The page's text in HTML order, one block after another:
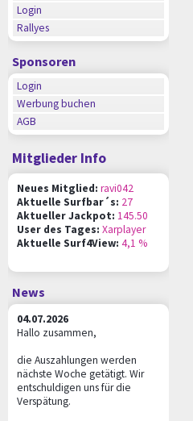
Login
Rallyes
Sponsoren
Login
Werbung buchen
AGB
Mitglieder Info
Neues Mitglied: ravi042
Aktuelle Surfbar´s: 27
Aktueller Jackpot: 145.50
User des Tages: Xarplayer
Aktuelle Surf4View: 4,1 %
News
04.07.2026
Hallo zusammen,
die Auszahlungen werden
nächste Woche getätigt. Wir
entschuldigen uns für die
Verspätung.